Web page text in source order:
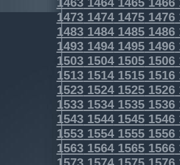
1473147414751476
1483148414851486
1493149414951496
1503150415051506
1513151415151516
1523152415251526
1533153415351536
1543154415451546
1553155415551556
1563156415651566